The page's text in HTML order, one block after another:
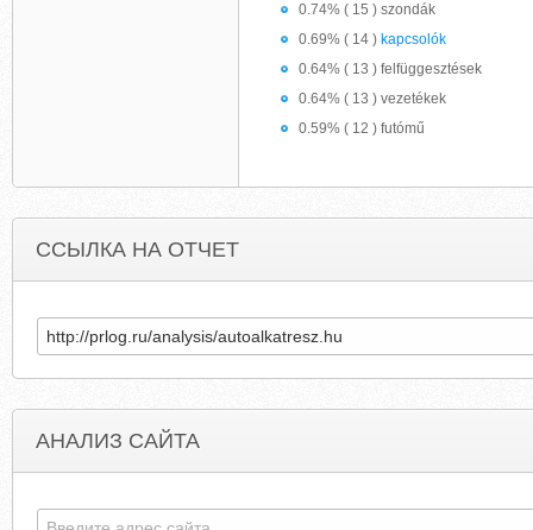
0.74% ( 15 ) szondák
0.69% ( 14 ) kapcsolók
0.64% ( 13 ) felfüggesztések
0.64% ( 13 ) vezetékek
0.59% ( 12 ) futómű
ССЫЛКА НА ОТЧЕТ
АНАЛИЗ САЙТА